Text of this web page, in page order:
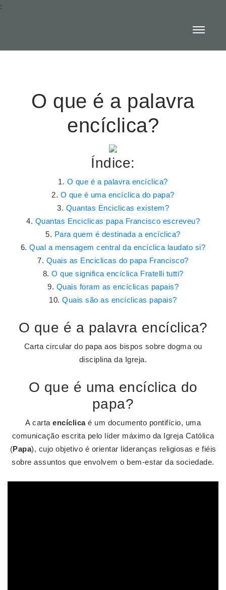
:
O que é a palavra
encíclica?
Índice:
O que é a palavra encíclica?
O que é uma encíclica do papa?
Quantas Enciclicas existem?
Quantas Enciclicas papa Francisco escreveu?
Para quem é destinada a encíclica?
Qual a mensagem central da encíclica laudato si?
Quais as Enciclicas do papa Francisco?
O que significa encíclica Fratelli tutti?
Quais foram as encíclicas papais?
Quais são as encíclicas papais?
O que é a palavra encíclica?
Carta circular do papa aos bispos sobre dogma ou
disciplina da Igreja.
O que é uma encíclica do
papa?
A carta encíclicaé um documento pontifício, uma
comunicação escrita pelo líder máximo da Igreja Católica
(Papa), cujo objetivo é orientar lideranças religiosas e fiéis
sobre assuntos que envolvem o bem-estar da sociedade.